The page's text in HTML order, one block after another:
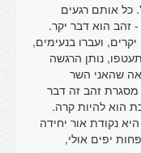
כל אותם רגעים
זהב הוא דבר יקר.
ועברו בנעימים,
נותן הרגשה
שהאני השר
זהב זה דבר
הוא להיות קרה.
נקודת אור יחידה
יפים אולי,